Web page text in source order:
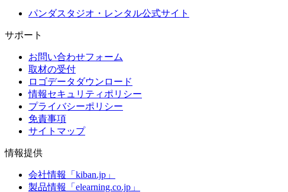
パンダスタジオ・レンタル公式サイト
サポート
お問い合わせフォーム
取材の受付
ロゴデータダウンロード
情報セキュリティポリシー
プライバシーポリシー
免責事項
サイトマップ
情報提供
会社情報「kiban.jp」
製品情報「elearning.co.jp」